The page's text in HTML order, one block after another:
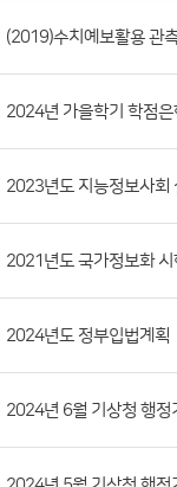
류,
첨
부
일,
조
회
(2019)수치예보활용 관
2024년 가을학기 학점
2023년도 지능정보사회
2021년도 국가정보화
2024년도 정부입법계획
2024년 6월 기상청 행정